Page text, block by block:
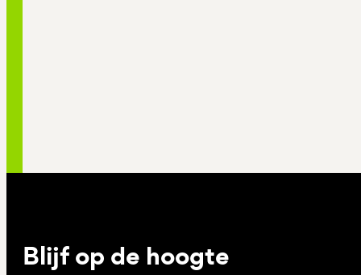
Blijf op de hoogte